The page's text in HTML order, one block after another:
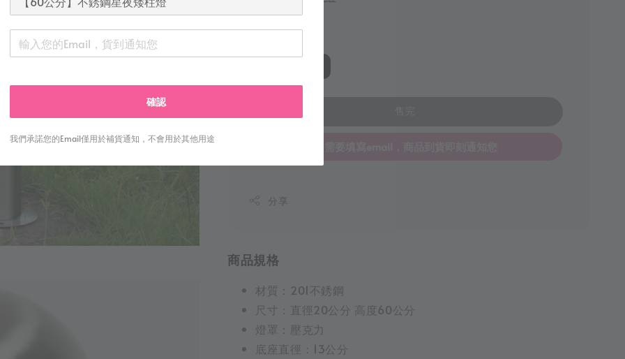
分享
商品規格
材質：201不銹鋼
尺寸：直徑20公分 高度60公分
燈罩：壓克力
底座直徑：13公分
確認
我們承諾您的Email僅用於補貨通知，不會用於其他用途